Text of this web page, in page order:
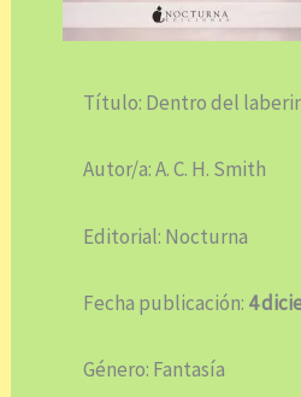
Título: Dentro del
Autor/a: A. C. H. Smith
Editorial: Nocturna
Fecha publicación: 4
Género: Fantasía